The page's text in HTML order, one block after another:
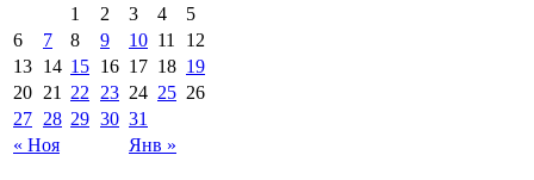
« Ноя Янв »
1 2 3 4
5
6
7 8 9 10 11
12
13 14 15 16 17 18 19
20 21 22 23 24 25 26
27 28 29 30 31